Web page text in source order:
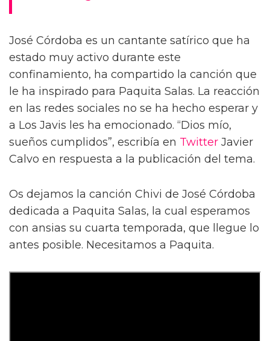
José Córdoba es un cantante satírico que ha
estado muy activo durante este
confinamiento, ha compartido la canción que
le ha inspirado para Paquita Salas. La reacción
en las redes sociales no se ha hecho esperar y
a Los Javis les ha emocionado. “Dios mío,
sueños cumplidos”, escribía en Twitter Javier
Calvo en respuesta a la publicación del tema.
Os dejamos la canción Chivi de José Córdoba
dedicada a Paquita Salas, la cual esperamos
con ansias su cuarta temporada, que llegue lo
antes posible. Necesitamos a Paquita.